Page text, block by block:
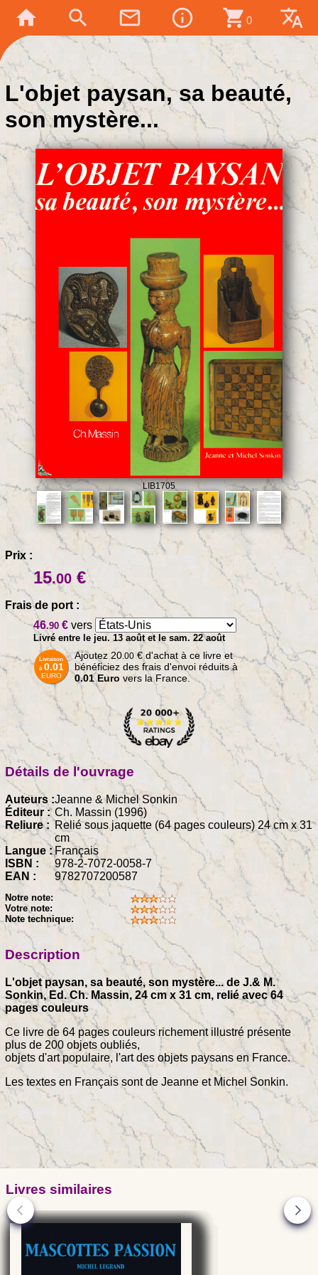
home search mail_outline info_outline shopping_cart 0 translate
L'objet paysan, sa beauté,
son mystère...
LIB1705
Prix :
15.00 €
Frais de port :
46.90 € vers
Livré entre le jeu. 13 août et le sam. 22 août
Livraison
à 0.01
EURO
Ajoutez 20 .00 €d'achat à ce livre et
bénéficiez des frais d'envoi réduits à
0.01 Euro vers la France.
Détails de l'ouvrage
Auteurs :Jeanne & Michel Sonkin
Éditeur : Ch. Massin (1996)
Reliure : Relié sous jaquette (64 pages couleurs) 24 cm x 31
cm
Langue :Français
ISBN :
978-2-7072-0058-7
EAN :
9782707200587
Notre note:
Votre note:
Note technique:
Description
L'objet paysan, sa beauté, son mystère... de J.& M.
Sonkin, Ed. Ch. Massin, 24 cm x 31 cm, relié avec 64
pages couleurs
Ce livre de 64 pages couleurs richement illustré présente
plus de 200 objets oubliés,
objets d'art populaire, l'art des objets paysans en France.
Les textes en Français sont de Jeanne et Michel Sonkin.
Livres similaires